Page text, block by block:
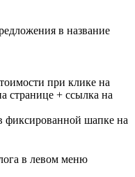
в название
при клике на
странице + ссылка на
фиксированной шапке на
в левом меню